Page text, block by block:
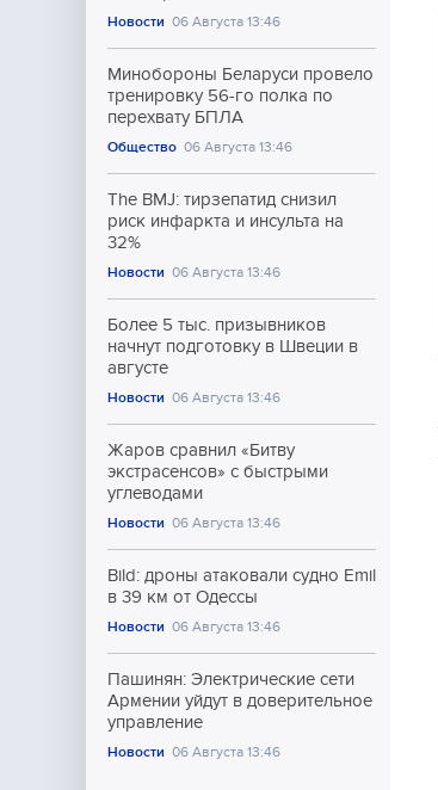
Новости 06 Августа 13:46
Минобороны Беларуси провело
тренировку 56-го полка по
перехвату БПЛА
Общество 06 Августа 13:46
The BMJ: тирзепатид снизил
риск инфаркта и инсульта на
32%
Новости 06 Августа 13:46
Более 5 тыс. призывников
начнут подготовку в Швеции в
августе
Новости 06 Августа 13:46
Жаров сравнил «Битву
экстрасенсов» с быстрыми
углеводами
Новости 06 Августа 13:46
Bild: дроны атаковали судно Emil
в 39 км от Одессы
Новости 06 Августа 13:46
Пашинян: Электрические сети
Армении уйдут в доверительное
управление
Новости 06 Августа 13:46